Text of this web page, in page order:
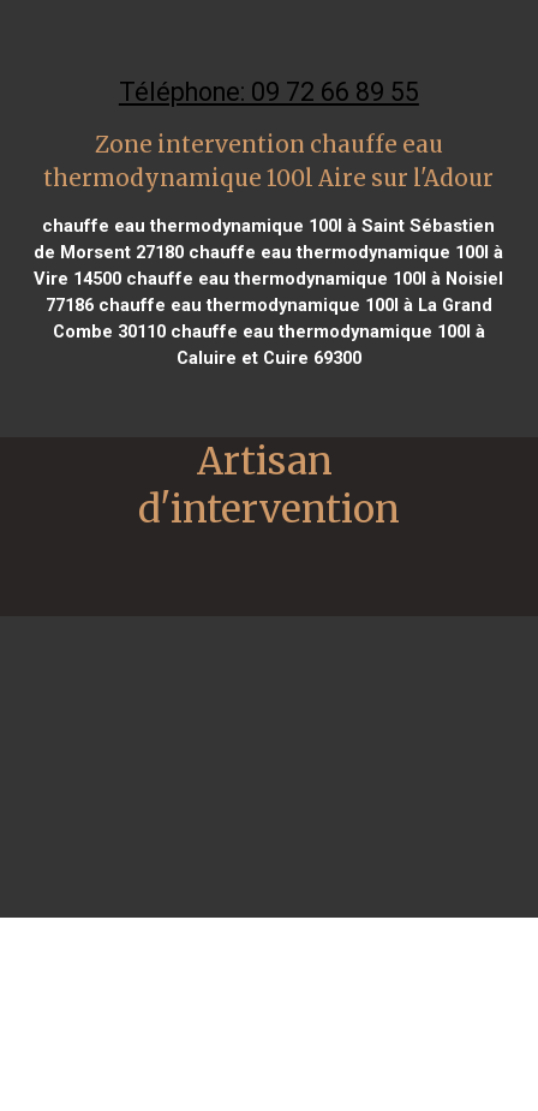
Téléphone: 09 72 66 89 55
Zone intervention chauffe eau
thermodynamique 100l Aire sur l'Adour
chauffe eau thermodynamique 100l à Saint Sébastien
de Morsent 27180 chauffe eau thermodynamique 100l à
Vire 14500 chauffe eau thermodynamique 100l à Noisiel
77186chauffe eau thermodynamique 100l à La Grand
Combe 30110chauffe eau thermodynamique 100l à
Caluire et Cuire 69300
Artisan
d'intervention